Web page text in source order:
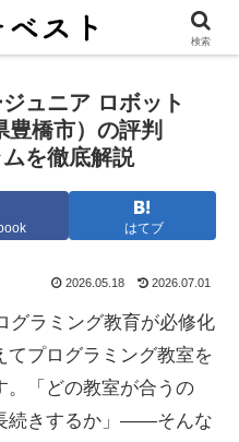
ュニア ロボット
橋市）の評判
を徹底解説
はてブ
2026.05.18 2026.07.01
グラミング教育が必修化
てプログラミング教室を
。「どの教室が合うの
続きするか」——そんな
検索